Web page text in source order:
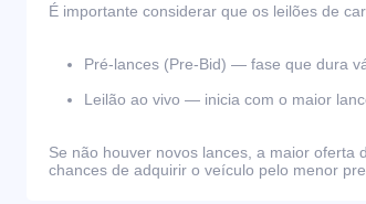
É importante considerar que os leilões de
Pré-lances (Pre-Bid) — fase que dura
Leilão ao vivo — inicia com o maior
Se não houver novos lances, a maior oferta
chances de adquirir o veículo pelo menor